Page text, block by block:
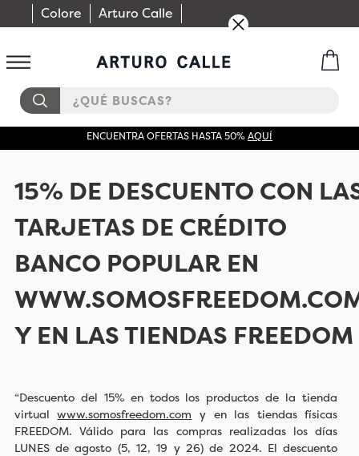
Colore Arturo Calle
¿QUÉ BUSCAS?
ENCUENTRA OFERTAS HASTA 50%AQUÍ
15% DE DESCUENTO CON
TARJETAS DE CRÉDITO
BANCO POPULAR EN
Y EN LAS TIENDAS FREEDOM
“Descuento del 15% en todos los productos de la tienda
virtualwww.somosfreedom.com y en las tiendas físicas
FREEDOM. Válido para las compras realizadas los días
LUNES de agosto (5, 12, 19 y 26) de 2024. El descuento